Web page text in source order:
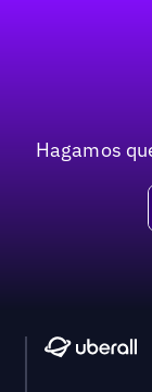
Hagamos